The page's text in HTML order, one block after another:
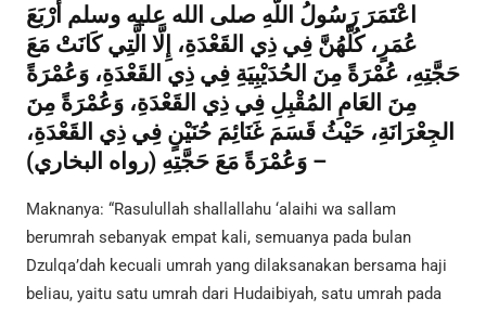
اعْتَمَرَ رَسُولُ اللَّهِ صلى الله عليه وسلم أَرْبَعَ
عُمَرٍ، كُلَّهُنَّ فِي ذِي القَعْدَةِ، إِلَّا الَّتِي كَانَتْ مَعَ
حَجَّتِهِ، عُمْرَةً مِنَ الحُدَيْبِيَةِ فِي ذِي القَعْدَةِ، وَعُمْرَةً
مِنَ العَامِ المُقْبِلِ فِي ذِي القَعْدَةِ، وَعُمْرَةً مِنَ
الجِعْرَانَةِ، حَيْثُ قَسَمَ غَنَائِمَ حُنَيْنٍ فِي ذِي القَعْدَةِ،
وَعُمْرَةً مَعَ حَجَّتِهِ (رواه البخاري) –
Maknanya: “Rasulullah shallallahu ‘alaihi wa sallam
berumrah sebanyak empat kali, semuanya pada bulan
Dzulqa’dah kecuali umrah yang dilaksanakan bersama haji
beliau, yaitu satu umrah dari Hudaibiyah, satu umrah pada